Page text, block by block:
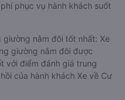
phục vụ hành khách suốt
nằm đôi tốt nhất: Xe
giường nằm đôi được
với điểm đánh giá trung
của hành khách Xe về Cư